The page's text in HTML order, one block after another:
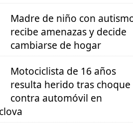
Madre de niño con
recibe amenazas y decide
cambiarse de hogar
Motociclista de 16 años
resulta herido tras choque
contra automóvil en